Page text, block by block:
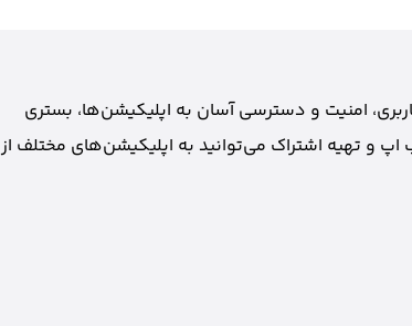
امنیت و دسترسی آسان به اپلیکیشن‌ها، بستری
و تهیه اشتراک می‌توانید به اپلیکیشن‌های مختلف از